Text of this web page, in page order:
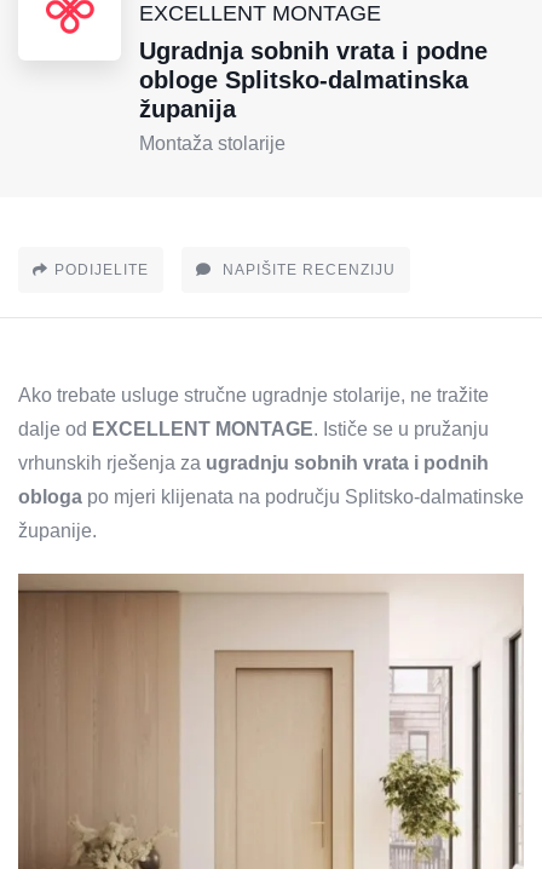
EXCELLENT MONTAGE
Ugradnja sobnih vrata i podne
obloge Splitsko-dalmatinska
županija
Montaža stolarije
PODIJELITE NAPIŠITE RECENZIJU
Ako trebate usluge stručne ugradnje stolarije, ne tražite
dalje od EXCELLENT MONTAGE. Ističe se u pružanju
vrhunskih rješenja za ugradnju sobnih vrata i podnih
obloga po mjeri klijenata na području Splitsko-dalmatinske
županije.